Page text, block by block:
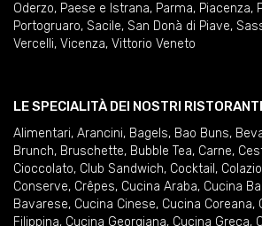
Oderzo, Paese e Istrana, Parma, Piacenza,
Portogruaro, Sacile, San Donà di Piave,
Vercelli, Vicenza, Vittorio Veneto
LE SPECIALITÀ DEI NOSTRI RISTORANTI
Alimentari, Arancini, Bagels, Bao Buns,
Brunch, Bruschette, Bubble Tea, Carne,
Cioccolato, Club Sandwich, Cocktail ,
Conserve, Crêpes, Cucina Araba, Cucina
Bavarese, Cucina Cinese, Cucina Coreana,
Filippina, Cucina Georgiana, Cucina Greca,